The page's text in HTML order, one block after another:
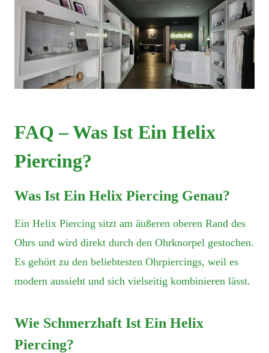
FAQ – Was Ist Ein Helix
Piercing?
Was Ist Ein Helix Piercing Genau?
Ein Helix Piercing sitzt am äußeren oberen Rand des
Ohrs und wird direkt durch den Ohrknorpel gestochen.
Es gehört zu den beliebtesten Ohrpiercings, weil es
modern aussieht und sich vielseitig kombinieren lässt.
Wie Schmerzhaft Ist Ein Helix
Piercing?